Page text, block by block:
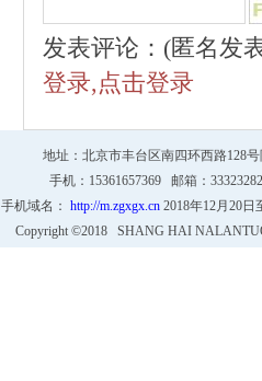
发表评论：(匿名发
登录,点击登录
地址：北京市丰台区南四环西路128
手机：15361657369 邮箱：
手机域名： http://m.zgxgx.cn 2018年12月20
Copyright ©2018 SHANG HAI